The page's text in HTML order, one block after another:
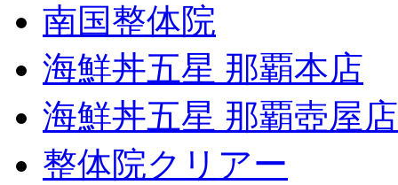
南国整体院
海鮮丼五星 那覇本店
海鮮丼五星 那覇壺屋店
整体院クリアー